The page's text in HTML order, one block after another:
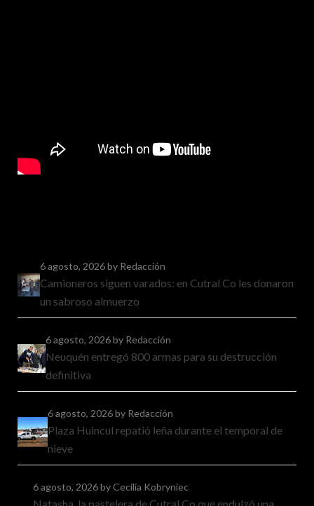
6 agosto, 2026by Redacción
Camioneros siguen varados: en Cutral Co les donaron
un sabroso almuerzo
6 agosto, 2026by Redacción
Neuquén entregó 800 armas para su destrucción
definitiva
6 agosto, 2026by Redacción
Plaza Huincul repatió leña durante el temporal de
nieve
6 agosto, 2026by Cecilia Kobryniec